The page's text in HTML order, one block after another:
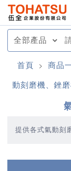
首頁 > 商品
動刻磨機、銼
提供各式氣動刻
務，伍全企業
刻磨機、銼磨機